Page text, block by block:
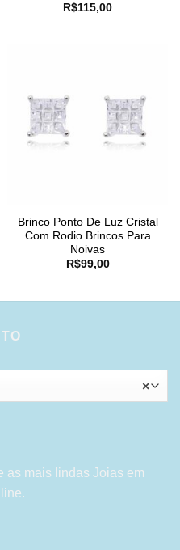
R$115,00
Brinco Ponto De Luz Cristal
Com Rodio Brincos Para
Noivas
R$99,00
×
as mais lindas Joias em